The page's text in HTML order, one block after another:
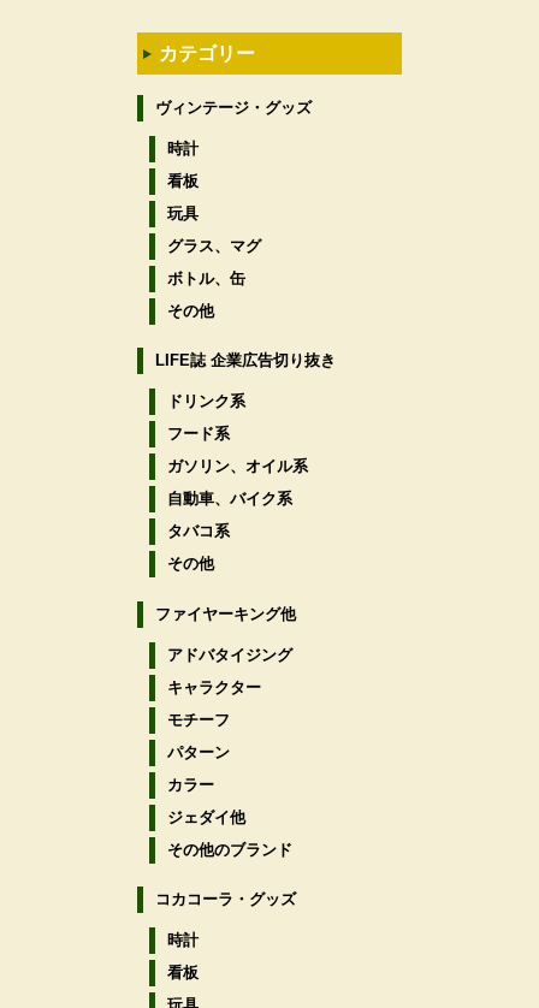
カテゴリー
ヴィンテージ・グッズ
時計
看板
玩具
グラス、マグ
ボトル、缶
その他
LIFE誌 企業広告切り抜き
ドリンク系
フード系
ガソリン、オイル系
自動車、バイク系
タバコ系
その他
ファイヤーキング他
アドバタイジング
キャラクター
モチーフ
パターン
カラー
ジェダイ他
その他のブランド
コカコーラ・グッズ
時計
看板